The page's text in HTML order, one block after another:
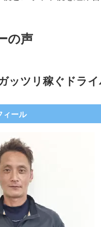
の声
ッツリ稼ぐドライ
ィール